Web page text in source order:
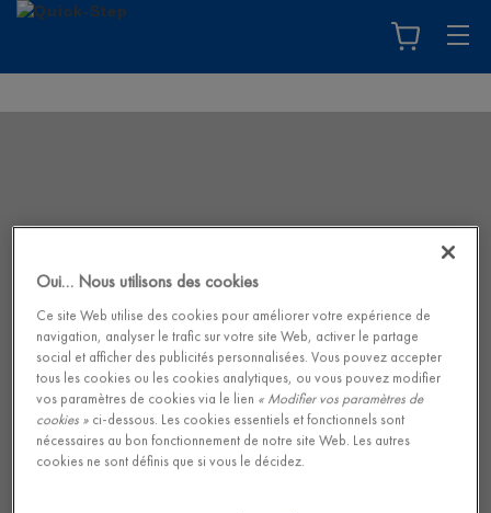
Oui… Nous utilisons des cookies
Ce site Web utilise des cookies pour améliorer votre expérience de
navigation, analyser le trafic sur votre site Web, activer le partage
social et afficher des publicités personnalisées. Vous pouvez accepter
tous les cookies ou les cookies analytiques, ou vous pouvez modifier
vos paramètres de cookies via le lien « Modifier vos paramètres de
cookies » ci-dessous. Les cookies essentiels et fonctionnels sont
nécessaires au bon fonctionnement de notre site Web. Les autres
cookies ne sont définis que si vous le décidez.